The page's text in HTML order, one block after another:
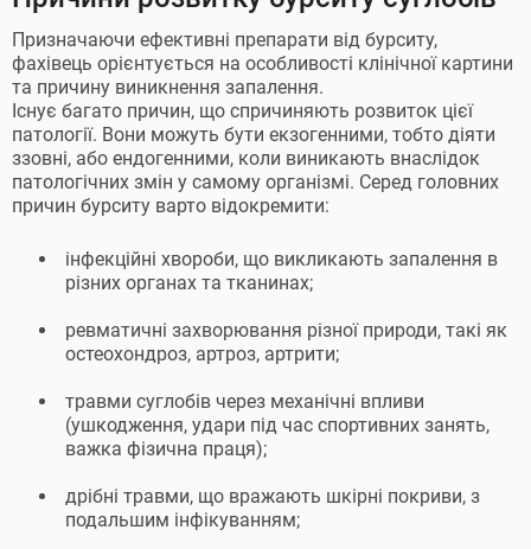
Призначаючи ефективні препарати від бурситу,
фахівець орієнтується на особливості клінічної картини
та причину виникнення запалення.
Існує багато причин, що спричиняють розвиток цієї
патології. Вони можуть бути екзогенними, тобто діяти
ззовні, або ендогенними, коли виникають внаслідок
патологічних змін у самому організмі. Серед головних
причин бурситу варто відокремити:
інфекційні хвороби, що викликають запалення в
різних органах та тканинах;
ревматичні захворювання різної природи, такі як
остеохондроз, артроз, артрити;
травми суглобів через механічні впливи
(ушкодження, удари під час спортивних занять,
важка фізична праця);
дрібні травми, що вражають шкірні покриви, з
подальшим інфікуванням;